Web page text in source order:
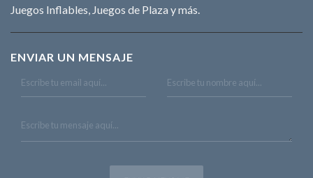
Juegos Inflables, Juegos de Plaza y más.
ENVIAR UN MENSAJE